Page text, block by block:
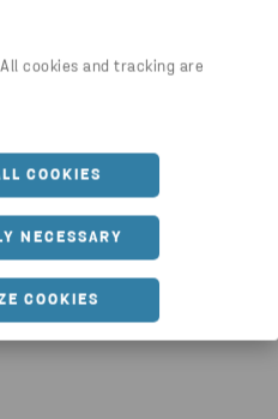
cookies and tracking are
COOKIES
NECESSARY
COOKIES